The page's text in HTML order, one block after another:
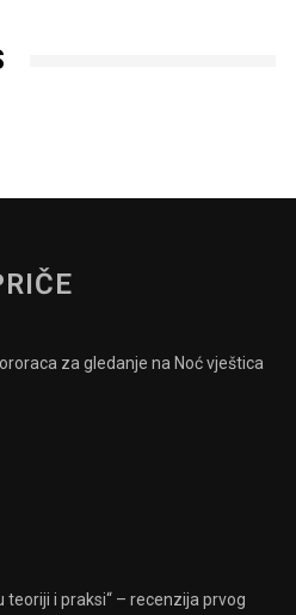
za gledanje na Noć vještica
teoriji i praksi“ – recenzija prvog